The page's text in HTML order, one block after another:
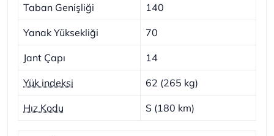
Taban Genişliği 140
Yanak Yüksekliği 70
Jant Çapı 14
Yük indeksi 62 (265 kg)
Hız Kodu S (180 km)